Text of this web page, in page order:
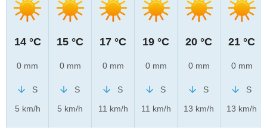
14 °C
0 mm
S
5 km/h
15 °C
0 mm
S
5 km/h
17 °C
0 mm
S
11 km/h
19 °C
0 mm
S
11 km/h
20 °C
0 mm
S
13 km/h
21 °C
0 mm
S
13 km/h